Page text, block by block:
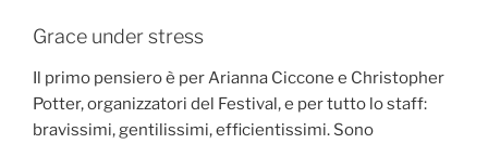
Grace under stress
Il primo pensiero è per Arianna Ciccone e Christopher
Potter, organizzatori del Festival, e per tutto lo staff:
bravissimi, gentilissimi, efficientissimi. Sono